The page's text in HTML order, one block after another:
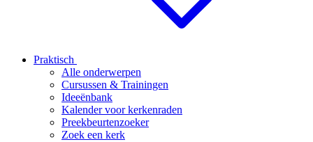
Praktisch
Alle onderwerpen
Cursussen & Trainingen
Ideeënbank
Kalender voor kerkenraden
Preekbeurtenzoeker
Zoek een kerk